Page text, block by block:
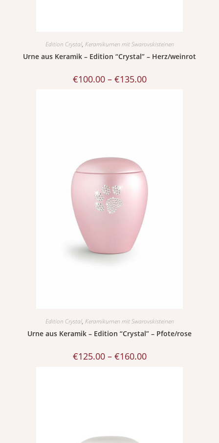
Edition Crystal, Keramikurnen mit Swarovskisteinen
Urne aus Keramik – Edition “Crystal” – Herz/weinrot
€100.00 – €135.00
Edition Crystal, Keramikurnen mit Swarovskisteinen
Urne aus Keramik – Edition “Crystal” – Pfote/rose
€125.00 – €160.00